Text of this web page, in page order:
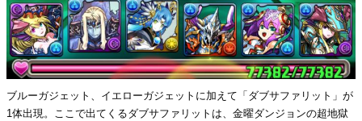
ブルーガジェット、イエローガジェットに加えて「ダブサファリット」が
1体出現。ここで出てくるダブサファリットは、金曜ダンジョンの超地獄